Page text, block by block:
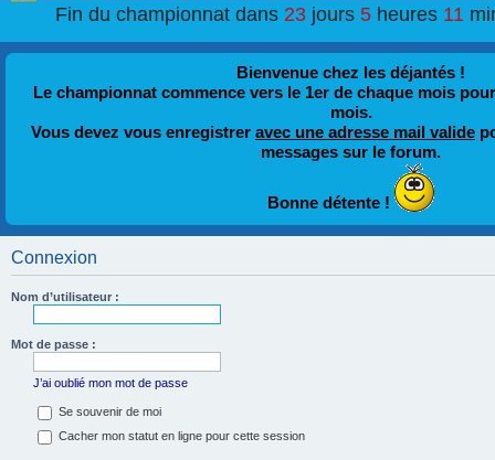
Fin du championnat dans 23 jours 5 heures 11
Bienvenue chez les déjantés !
Le championnat commence vers le 1er de chaque mois
mois.
Vous devez vous enregistrer avec une adresse mail valide
messages sur le forum.
Bonne détente !
Connexion
Nom d’utilisateur :
Mot de passe :
J’ai oublié mon mot de passe
Se souvenir de moi
Cacher mon statut en ligne pour cette session